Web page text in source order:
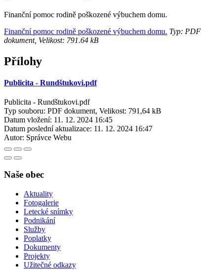
Finanční pomoc rodině poškozené výbuchem domu.
Finanční pomoc rodině poškozené výbuchem domu. Typ: PDF
dokument, Velikost: 791.64 kB
Přílohy
Publicita - Rundštukovi.pdf
Publicita - Rundštukovi.pdf
Typ souboru: PDF dokument, Velikost: 791,64 kB
Datum vložení: 11. 12. 2024 16:45
Datum poslední aktualizace: 11. 12. 2024 16:47
Autor: Správce Webu
Naše obec
Aktuality
Fotogalerie
Letecké snímky
Podnikání
Služby
Poplatky
Dokumenty
Projekty
Užitečné odkazy